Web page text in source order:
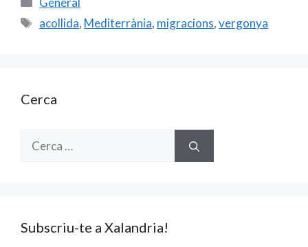
b l
er p
Etiquetes
acollida, Mediterrània, migracions,vergonya
Cerca
Subscriu-te a Xalandria!